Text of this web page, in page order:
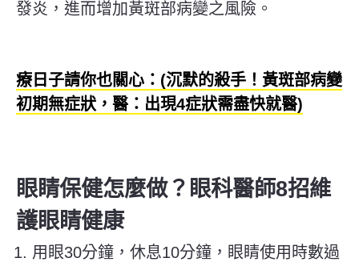
發炎，進而增加黃斑部病變之風險。
療日子請你也關心：(沉默的殺手！黃斑部病變
初期無症狀，醫：出現4症狀需盡快就醫)
眼睛保健怎麼做？眼科醫師8招維
護眼睛健康
用眼30分鐘，休息10分鐘，眼睛使用時數過